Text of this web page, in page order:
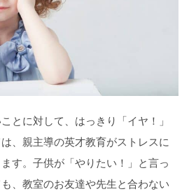
とに対して、はっきり「イヤ！」
、親主導の英才教育がストレスに
す。子供が「やりたい！」と言っ
、教室のお友達や先生と合わない